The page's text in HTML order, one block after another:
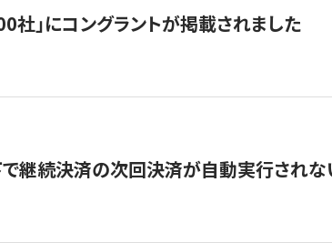
社」にコングラントが掲載されました
で継続決済の次回決済が自動実行され